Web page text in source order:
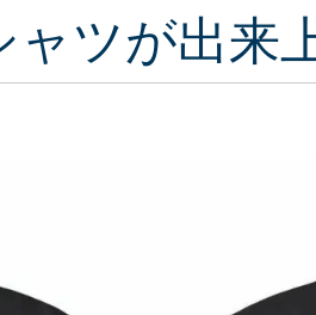
ツが出来